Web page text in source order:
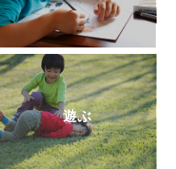
遊ぶ